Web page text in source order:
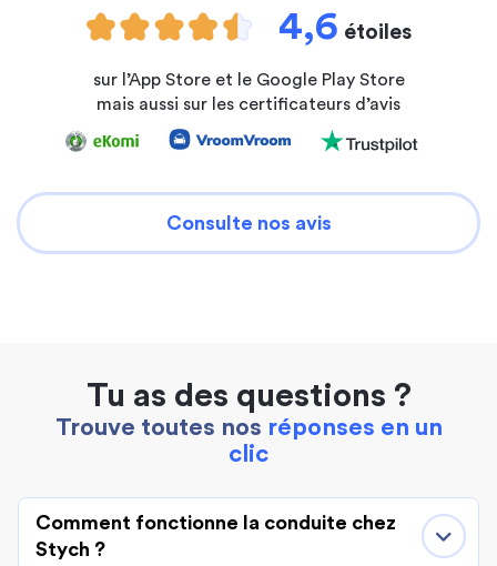
4,6 étoiles
sur l’App Store et le Google Play Store
mais aussi sur les certificateurs d’avis
Consulte nos avis
Tu as des questions ?
Trouve toutes nos réponses en un
clic
Comment fonctionne la conduite chez
Stych ?